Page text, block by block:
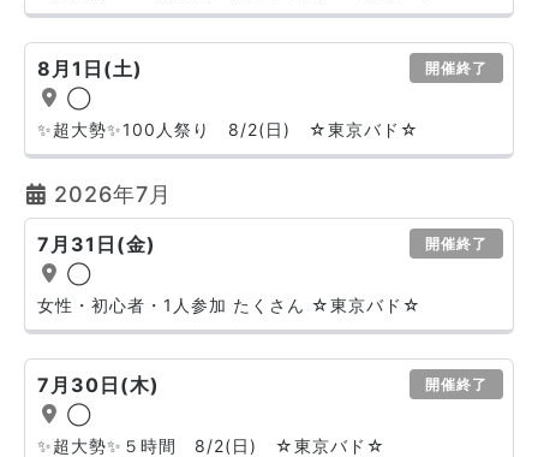
8月1日(土) 開催終了
◯
✨超大勢✨100人祭り 8/2(日) ☆東京バド☆
2026年7月
7月31日(金) 開催終了
◯
女性・初心者・1人参加 たくさん ☆東京バド☆
7月30日(木) 開催終了
◯
✨超大勢✨５時間 8/2(日) ☆東京バド☆